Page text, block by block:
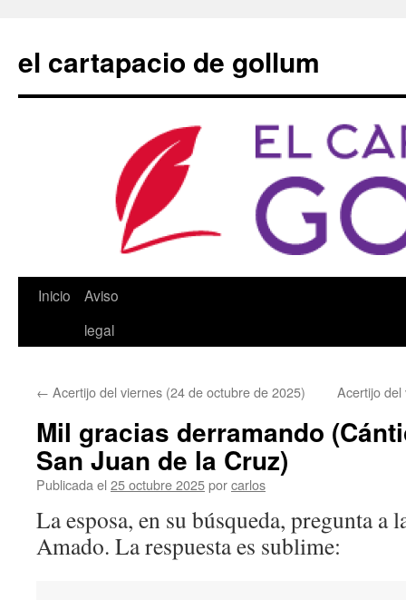
contenido
el cartapacio de gollum
Inicio
Aviso
legal
← Acertijo del viernes (24 de octubre de 2025) Acertijo
Mil gracias derramando
San Juan de la Cruz)
Publicada el 25 octubre 2025porcarlos
La esposa, en su búsqueda, pregunta a
Amado. La respuesta es sublime: